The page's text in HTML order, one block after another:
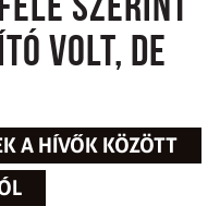
szerint
volt, de
A HÍVŐK KÖZÖTT